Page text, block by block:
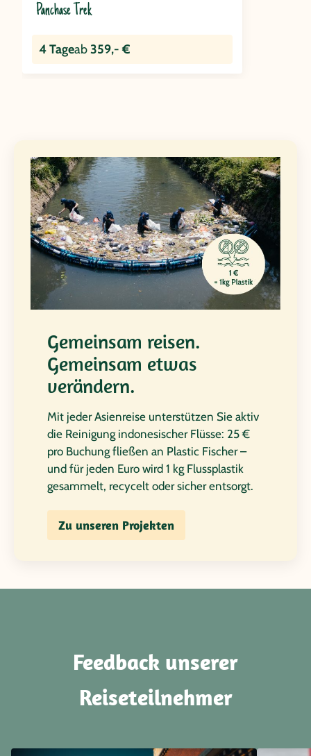
Panchase Trek
4 Tageab359,- €
Gemeinsam reisen.
Gemeinsam etwas
verändern.
Mit jeder Asienreise unterstützen Sie aktiv
die Reinigung indonesischer Flüsse: 25 €
pro Buchung fließen an Plastic Fischer –
und für jeden Euro wird 1 kg Flussplastik
gesammelt, recycelt oder sicher entsorgt.
Zu unseren Projekten
Feedback unserer
Reiseteilnehmer